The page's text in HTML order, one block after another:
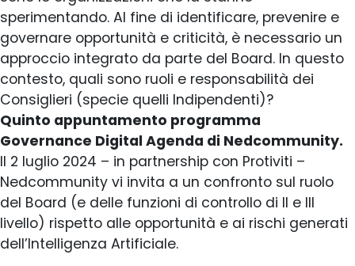
sperimentando. Al fine di identificare, prevenire e
governare opportunità e criticità, è necessario un
approccio integrato da parte del Board. In questo
contesto, quali sono ruoli e responsabilità dei
Consiglieri (specie quelli Indipendenti)?
Quinto appuntamento programma
Governance Digital Agenda di Nedcommunity.
Il 2 luglio 2024 – in partnership con Protiviti –
Nedcommunity vi invita a un confronto sul ruolo
del Board (e delle funzioni di controllo di II e III
livello) rispetto alle opportunità e ai rischi generati
dell’Intelligenza Artificiale.